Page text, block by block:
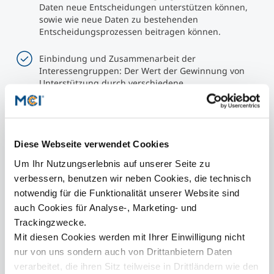
Diese Webseite verwendet Cookies
Um Ihr Nutzungserlebnis auf unserer Seite zu
verbessern, benutzen wir neben Cookies, die technisch
notwendig für die Funktionalität unserer Website sind
auch Cookies für Analyse-, Marketing- und
Trackingzwecke.
Mit diesen Cookies werden mit Ihrer Einwilligung nicht
nur von uns sondern auch von Drittanbietern Daten
verarbeitet, die ihren Sitz teilweise in Drittländern wie den
Daten neue Entscheidungen unterstützen können,
sowie wie neue Daten zu bestehenden
Entscheidungsprozessen beitragen können.
Einbindung und Zusammenarbeit der
Interessengruppen: Der Wert der Gewinnung von
Unterstützung durch verschiedene
Interessengruppen und die Koordinierung ihrer
kooperativen Bemühungen ist weitreichend. Die
erfolgreiche Umsetzung von Lösungen zur
Umweltauswirkungen in der Gesundheitsbranche.
Offene Diskussionen über bewährte Praktiken: Die
Gruppen schlossen auch mit einem Appell für offene
Diskussionen über bewährte Praktiken ab, indem sie
eine Umgebung fördern, in der Erfahrungen,
Erkenntnisse und Innovationen geteilt werden
können, um die Gesundheitsbranche in Richtung
größerer Umweltverträglichkeit zu lenken.